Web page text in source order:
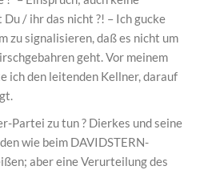
/ ihr das nicht ?! – Ich gucke
zu signalisieren, daß es nicht um
geht. Vor meinem
ich den leitenden Kellner, darauf
Partei zu tun ? Dierkes und seine
wie beim DAVIDSTERN-
aber eine Verurteilung des